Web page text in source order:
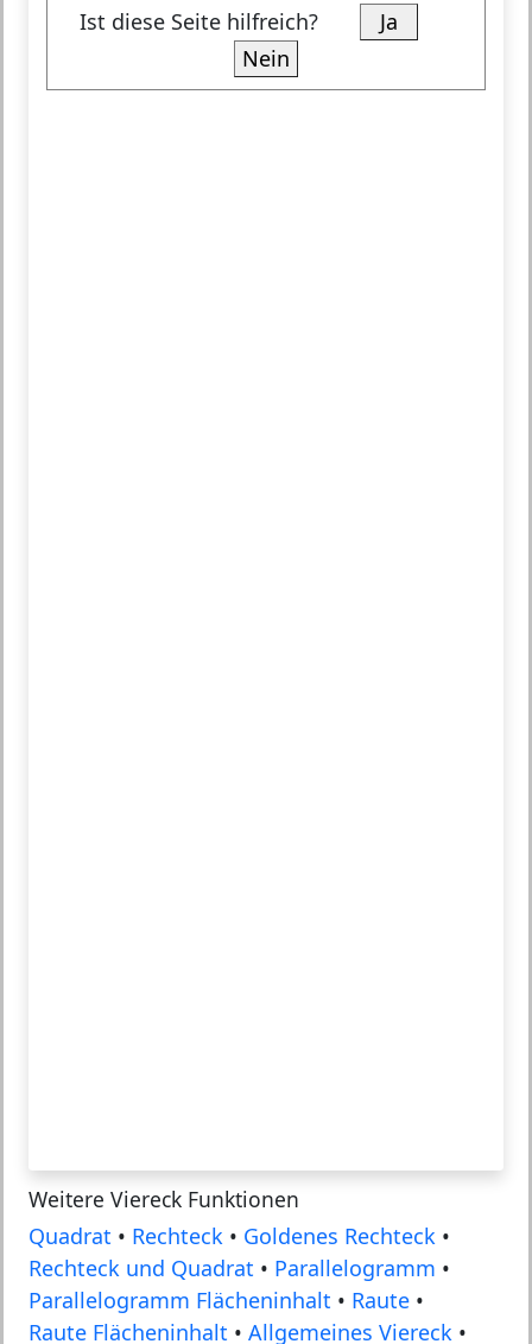
Ist diese Seite hilfreich?
Ja
Nein
Weitere Viereck Funktionen
Quadrat • Rechteck • Goldenes Rechteck •
Rechteck und Quadrat • Parallelogramm •
Parallelogramm Flächeninhalt • Raute •
Raute Flächeninhalt • Allgemeines Viereck •